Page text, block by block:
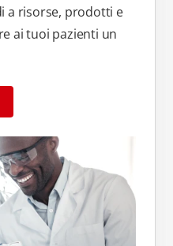
a risorse, prodotti e
ai tuoi pazienti un